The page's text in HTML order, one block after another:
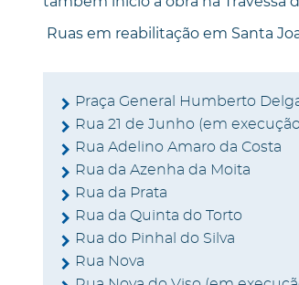
Ruas em reabilitação em Santa
Praça General Humberto
Rua 21 de Junho (em
Rua Adelino Amaro da Costa
Rua da Azenha da Moita
Rua da Prata
Rua da Quinta do Torto
Rua do Pinhal do Silva
Rua Nova